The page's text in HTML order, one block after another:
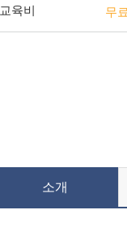
교육비 무
소개